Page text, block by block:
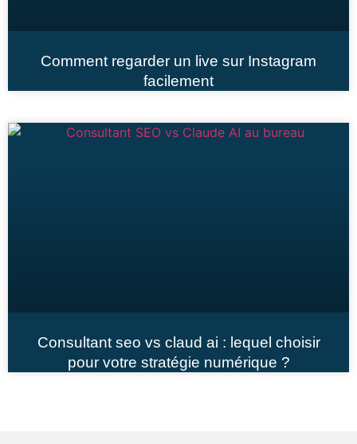
Comment regarder un live sur Instagram
facilement
Consultant seo vs claud ai : lequel choisir
pour votre stratégie numérique ?